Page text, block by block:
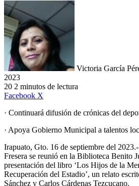
Victoria García
2023
20 2 minutos de lectura
Facebook X
· Continuará difusión de crónicas del
· Apoya Gobierno Municipal a talentos
Irapuato, Gto. 16 de septiembre del
Fresera se reunió en la Biblioteca Benito
presentación del libro ‘Los Hijos de la
Recuperación del Estadio’, un relato
Sánchez y Carlos Cárdenas Tezcucano.